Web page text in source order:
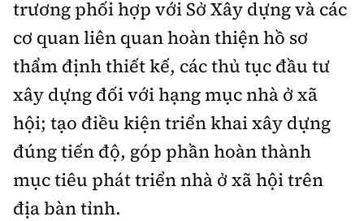
trương phối hợp với Sở Xây dựng và các
cơ quan liên quan hoàn thiện hồ sơ
thẩm định thiết kế, các thủ tục đầu tư
xây dựng đối với hạng mục nhà ở xã
hội; tạo điều kiện triển khai xây dựng
đúng tiến độ, góp phần hoàn thành
mục tiêu phát triển nhà ở xã hội trên
địa bàn tỉnh.